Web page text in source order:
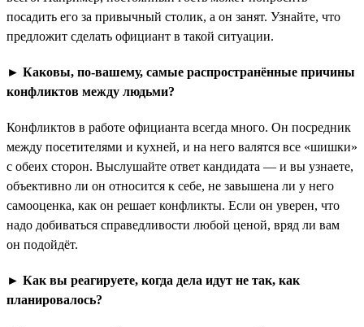
посадить его за привычный столик, а он занят. Узнайте, что
предложит сделать официант в такой ситуации.
► Каковы, по-вашему, самые распространённые причины
конфликтов между людьми?
Конфликтов в работе официанта всегда много. Он посредник
между посетителями и кухней, и на него валятся все «шишки»
с обеих сторон. Выслушайте ответ кандидата — и вы узнаете,
объективно ли он относится к себе, не завышена ли у него
самооценка, как он решает конфликты. Если он уверен, что
надо добиваться справедливости любой ценой, вряд ли вам
он подойдёт.
► Как вы реагируете, когда дела идут не так, как
планировалось?